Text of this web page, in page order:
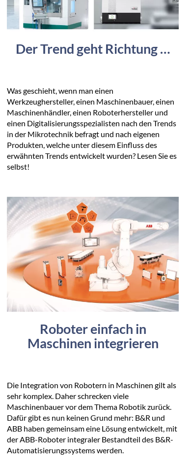
Der Trend geht Richtung …
Was geschieht, wenn man einen
Werkzeughersteller, einen Maschinenbauer, einen
Maschinenhändler, einen Roboterhersteller und
einen Digitalisierungsspezialisten nach den Trends
in der Mikrotechnik befragt und nach eigenen
Produkten, welche unter diesem Einfluss des
erwähnten Trends entwickelt wurden? Lesen Sie es
selbst!
Roboter einfach in
Maschinen integrieren
Die Integration von Robotern in Maschinen gilt als
sehr komplex. Daher schrecken viele
Maschinenbauer vor dem Thema Robotik zurück.
Dafür gibt es nun keinen Grund mehr: B&R und
ABB haben gemeinsam eine Lösung entwickelt, mit
der ABB-Roboter integraler Bestandteil des B&R-
Automatisierungssystems werden.